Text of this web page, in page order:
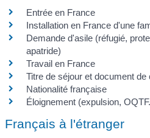
Entrée en France
Installation en France d'une
Demande d'asile (réfugié,
apatride)
Travail en France
Titre de séjour et document de
Nationalité française
Éloignement (expulsion,
Français à l'étranger